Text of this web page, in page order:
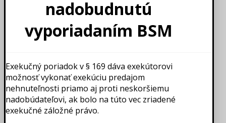
nadobudnutú
vyporiadaním BSM
Exekučný poriadok v § 169 dáva exekútorovi
možnosť vykonať exekúciu predajom
nehnuteľnosti priamo aj proti neskoršiemu
nadobúdateľovi, ak bolo na túto vec zriadené
exekučné záložné právo.